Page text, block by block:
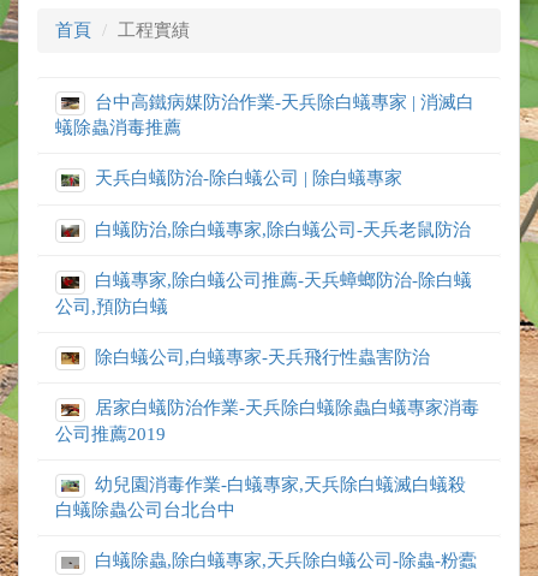
首頁 工程實績
台中高鐵病媒防治作業-天兵除白蟻專家 | 消滅白
蟻除蟲消毒推薦
天兵白蟻防治-除白蟻公司 | 除白蟻專家
白蟻防治,除白蟻專家,除白蟻公司-天兵老鼠防治
白蟻專家,除白蟻公司推薦-天兵蟑螂防治-除白蟻
公司,預防白蟻
除白蟻公司,白蟻專家-天兵飛行性蟲害防治
居家白蟻防治作業-天兵除白蟻除蟲白蟻專家消毒
公司推薦2019
幼兒園消毒作業-白蟻專家,天兵除白蟻滅白蟻殺
白蟻除蟲公司台北台中
白蟻除蟲,除白蟻專家,天兵除白蟻公司-除蟲-粉蠹